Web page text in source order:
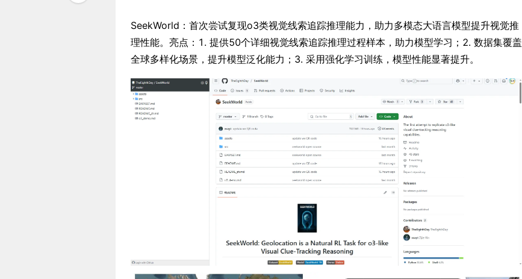
SeekWorld：首次尝试复现o3类视觉线索追踪推理能力，助力多模态大语言模型提升视觉推
理性能。亮点：1. 提供50个详细视觉线索追踪推理过程样本，助力模型学习；2. 数据集覆盖
全球多样化场景，提升模型泛化能力；3. 采用强化学习训练，模型性能显著提升。